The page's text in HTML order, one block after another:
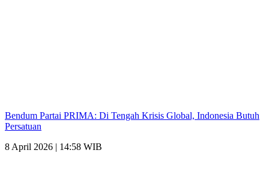
Bendum Partai PRIMA: Di Tengah Krisis Global, Indonesia Butuh
Persatuan
8 April 2026 | 14:58 WIB